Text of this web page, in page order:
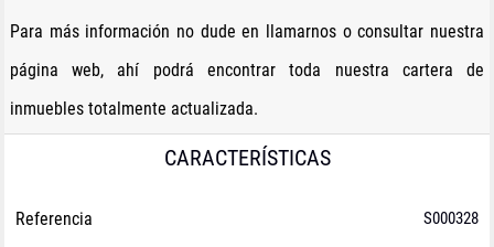
Para más información no dude en llamarnos o consultar nuestra
página web, ahí podrá encontrar toda nuestra cartera de
inmuebles totalmente actualizada.
CARACTERÍSTICAS
Referencia S000328